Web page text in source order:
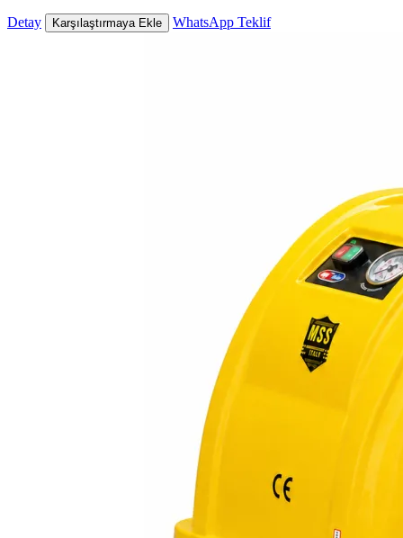
Detay Karşılaştırmaya Ekle WhatsApp Teklif